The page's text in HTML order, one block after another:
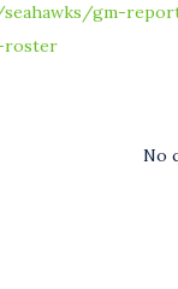
gm-
roster
No